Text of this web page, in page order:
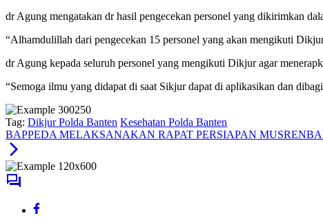
dr Agung mengatakan dr hasil pengecekan personel yang dikirimkan
“Alhamdulillah dari pengecekan 15 personel yang akan mengikuti
dr Agung kepada seluruh personel yang mengikuti Dikjur agar
“Semoga ilmu yang didapat di saat Sikjur dapat di aplikasikan dan
Tag: Dikjur Polda Banten Kesehatan Polda Banten
BAPPEDA MELAKSANAKAN RAPAT PERSIAPAN